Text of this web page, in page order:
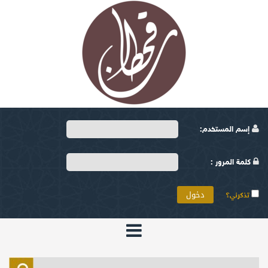
إسم المستخدم:
كلمة المرور :
تذكرني؟